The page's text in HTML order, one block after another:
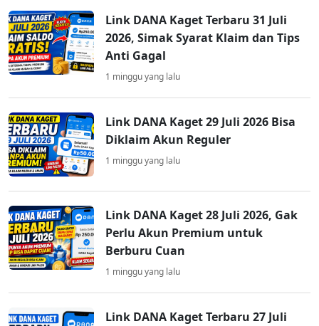
Link DANA Kaget Terbaru 31 Juli
2026, Simak Syarat Klaim dan Tips
Anti Gagal
1 minggu yang lalu
Link DANA Kaget 29 Juli 2026 Bisa
Diklaim Akun Reguler
1 minggu yang lalu
Link DANA Kaget 28 Juli 2026, Gak
Perlu Akun Premium untuk
Berburu Cuan
1 minggu yang lalu
Link DANA Kaget Terbaru 27 Juli